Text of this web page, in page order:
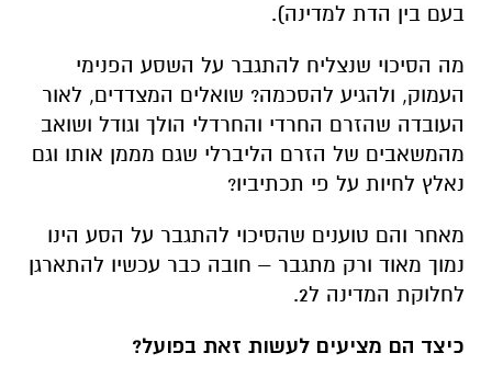
בעם בין הדת למדינה).
מה הסיכוי שנצליח להתגבר על השסע הפנימי
העמוק, ולהגיע להסכמה? שואלים המצדדים, לאור
העובדה שהזרם החרדי והחרדלי הולך וגודל ושואב
מהמשאבים של הזרם הליברלי שגם מממן אותו וגם
נאלץ לחיות על פי תכתיביו?
מאחר והם טוענים שהסיכוי להתגבר על הסע הינו
נמוך מאוד ורק מתגבר – חובה כבר עכשיו להתארגן
לחלוקת המדינה ל2.
כיצד הם מציעים לעשות זאת בפועל?